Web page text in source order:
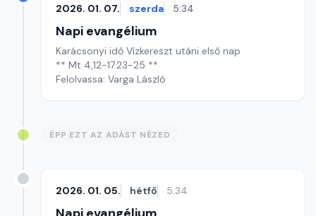
2026. 01. 07. szerda 5:34
Napi evangélium
Karácsonyi idő Vízkereszt utáni első nap
** Mt 4,12-17.23-25 **
Felolvassa: Varga László
ÉPP EZT AZ ADÁST NÉZED
2026. 01. 05. hétfő 5:34